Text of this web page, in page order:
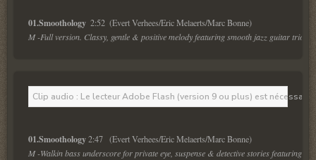
01.Smoothology
2:52  (Evert Verhees/Eric Melaerts/Marc Bonne)
M -Full version. Classy, gentle & positive melody featuring smooth jazz guitar trio.
Clip audio : Le lecteur Adobe Flash (version 9 ou plus) est
01.Smoothology
2:47   (Evert Verhees/Eric Melaerts/Marc Bonne)
M -Walkin bass underscore for private eye, suspense & detective stories featuring